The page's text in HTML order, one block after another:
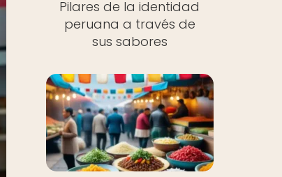
Pilares de la identidad
peruana a través de
sus sabores